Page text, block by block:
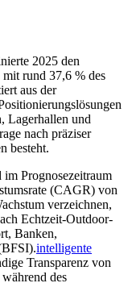
2025 den
rund 37,6 % des
aus der
Lagerhallen und
nach präziser
besteht.
Prognosezeitraum
(CAGR) von
verzeichnen,
Echtzeit-Outdoor-
Banken,
intelligente
Transparenz von
des